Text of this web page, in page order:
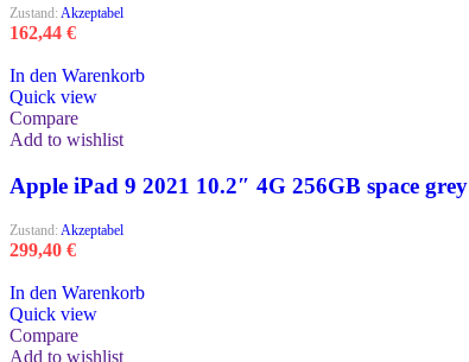
Zustand: Akzeptabel
162,44 €
In den Warenkorb
Quick view
Compare
Add to wishlist
Apple iPad 9 2021 10.2″ 4G 256GB space grey
Zustand: Akzeptabel
299,40 €
In den Warenkorb
Quick view
Compare
Add to wishlist